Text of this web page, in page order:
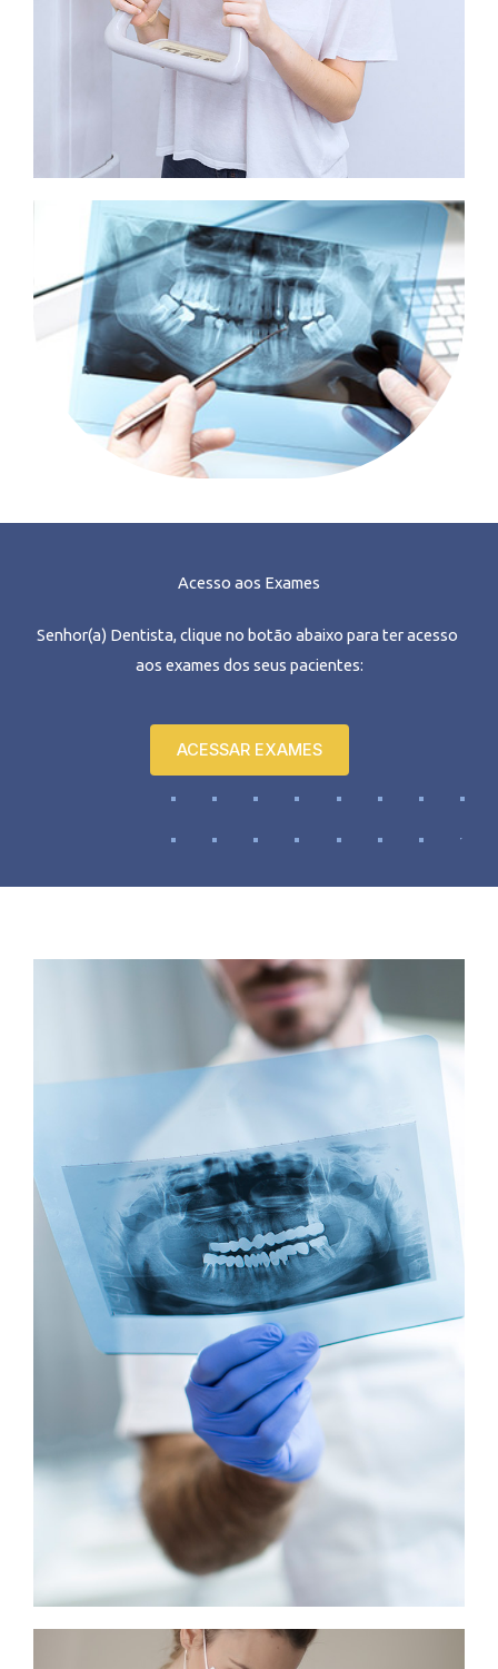
Acesso aos Exames
Senhor(a) Dentista, clique no botão abaixo para ter acesso
aos exames dos seus pacientes:
ACESSAR EXAMES